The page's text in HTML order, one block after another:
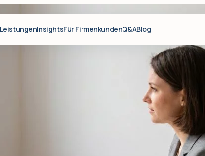
LeistungenInsightsFür FirmenkundenQ&ABlog